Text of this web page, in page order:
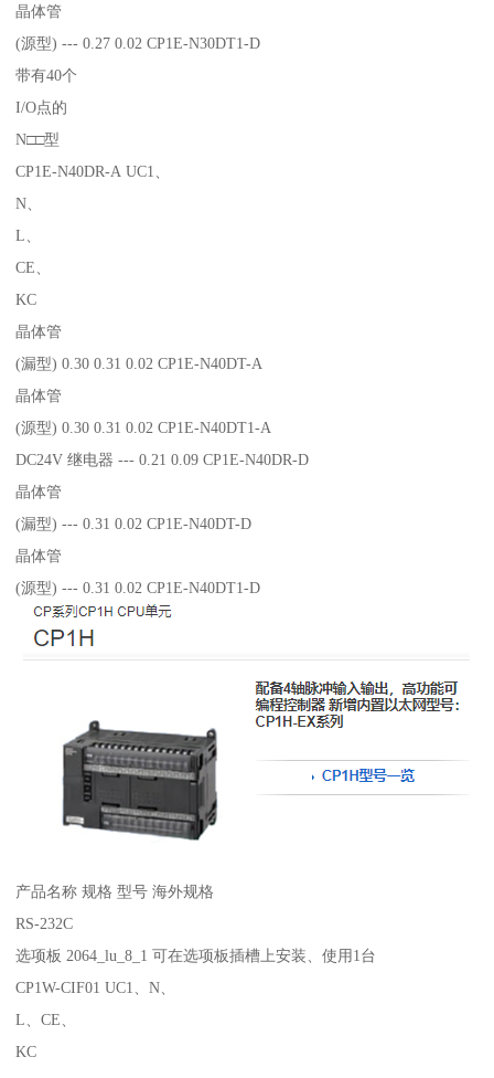
晶体管
(源型) --- 0.27 0.02 CP1E-N30DT1-D
带有40个
I/O点的
N□□型
CP1E-N40DR-A UC1、
N、
L、
CE、
KC
晶体管
(漏型) 0.30 0.31 0.02 CP1E-N40DT-A
晶体管
(源型) 0.30 0.31 0.02 CP1E-N40DT1-A
DC24V 继电器 --- 0.21 0.09 CP1E-N40DR-D
晶体管
(漏型) --- 0.31 0.02 CP1E-N40DT-D
晶体管
(源型) --- 0.31 0.02 CP1E-N40DT1-D
产品名称 规格 型号 海外规格
RS-232C
选项板 2064_lu_8_1 可在选项板插槽上安装、使用1台
CP1W-CIF01 UC1、N、
L、CE、
KC